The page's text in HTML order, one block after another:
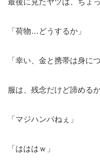
「荷物…どうするか」
「幸い、金と携帯は身に
服は、残念だけど諦めるか
「マジハンパねぇ」
「はははｗ」